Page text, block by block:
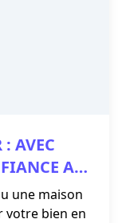
AVEC
AU
ET
une maison
votre bien en